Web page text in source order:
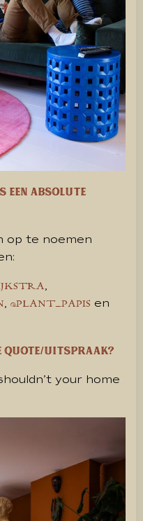
een absolute
op te noemen
,
, @PLANT_PAPIS en
quote/uitspraak?
your home